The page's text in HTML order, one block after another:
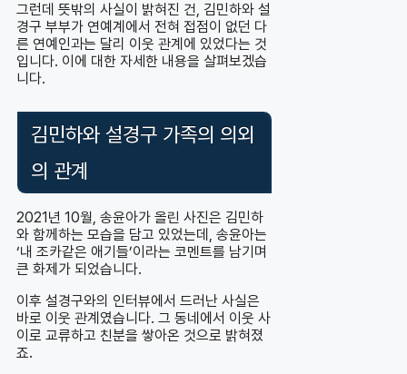
그런데 뜻밖의 사실이 밝혀진 건, 김민하와 설
경구 부부가 연예계에서 전혀 접점이 없던 다
른 연예인과는 달리 이웃 관계에 있었다는 것
입니다. 이에 대한 자세한 내용을 살펴보겠습
니다.
김민하와 설경구 가족의 의외
의 관계
2021년 10월, 송윤아가 올린 사진은 김민하
와 함께하는 모습을 담고 있었는데, 송윤아는
‘내 조카같은 애기들’이라는 코멘트를 남기며
큰 화제가 되었습니다.
이후 설경구와의 인터뷰에서 드러난 사실은
바로 이웃 관계였습니다. 그 동네에서 이웃 사
이로 교류하고 친분을 쌓아온 것으로 밝혀졌
죠.